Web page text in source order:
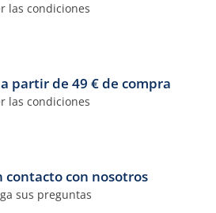
las condiciones
partir de 49 € de compra
las condiciones
contacto con nosotros
sus preguntas